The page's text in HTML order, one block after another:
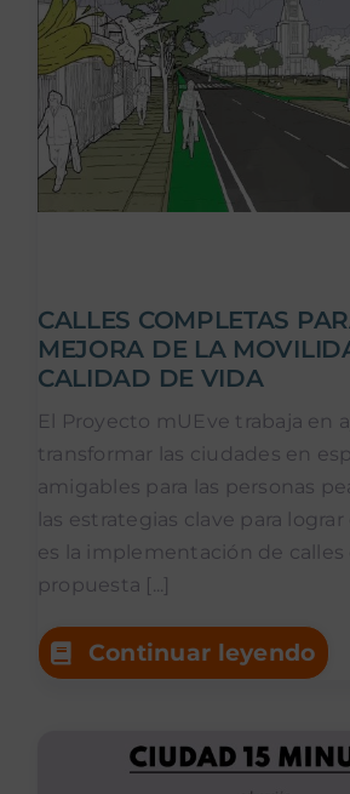
CALLES COMPLETAS
MEJORA DE LA
CALIDAD DE VIDA
El Proyecto mUEve trabaja en
transformar las ciudades en
amigables para las personas
las estrategias clave para
es la implementación de
propuesta [...]
Continuar leyendo